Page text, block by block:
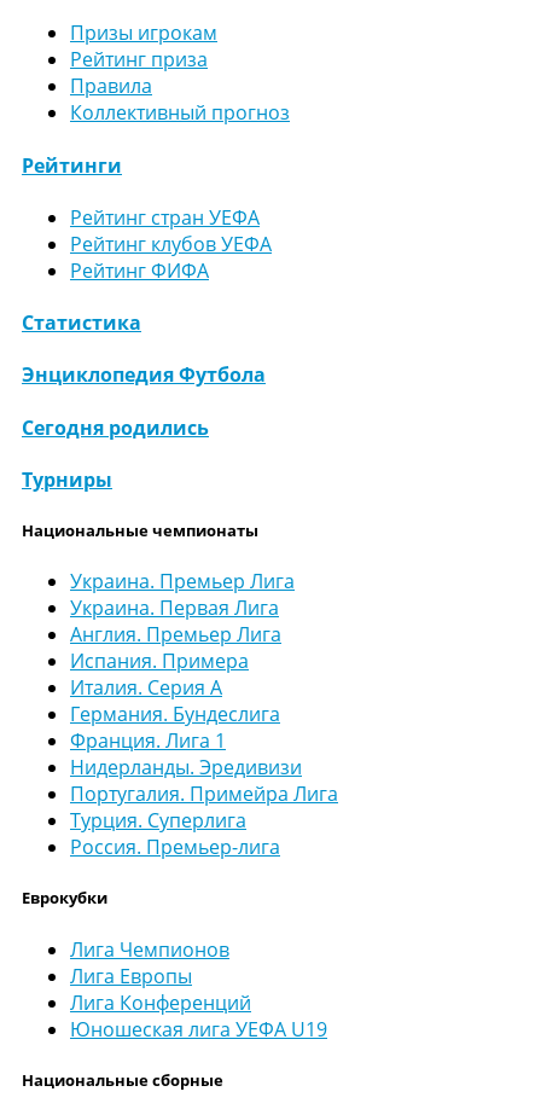
Призы игрокам
Рейтинг приза
Правила
Коллективный прогноз
Рейтинги
Рейтинг стран УЕФА
Рейтинг клубов УЕФА
Рейтинг ФИФА
Статистика
Энциклопедия Футбола
Сегодня родились
Турниры
Национальные чемпионаты
Украина. Премьер Лига
Украина. Первая Лига
Англия. Премьер Лига
Испания. Примера
Италия. Серия А
Германия. Бундеслига
Франция. Лига 1
Нидерланды. Эредивизи
Португалия. Примейра Лига
Турция. Суперлига
Россия. Премьер-лига
Еврокубки
Лига Чемпионов
Лига Европы
Лига Конференций
Юношеская лига УЕФА U19
Национальные сборные